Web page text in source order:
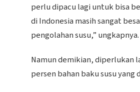
perlu dipacu lagi untuk bisa
di Indonesia masih sangat
pengolahan susu,” ungkapnya.
Namun demikian, diperlukan
persen bahan baku susu yang